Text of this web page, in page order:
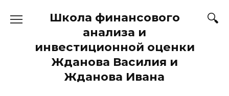
Школа финансового
анализа и
инвестиционной оценки
Жданова Василия и
Жданова Ивана